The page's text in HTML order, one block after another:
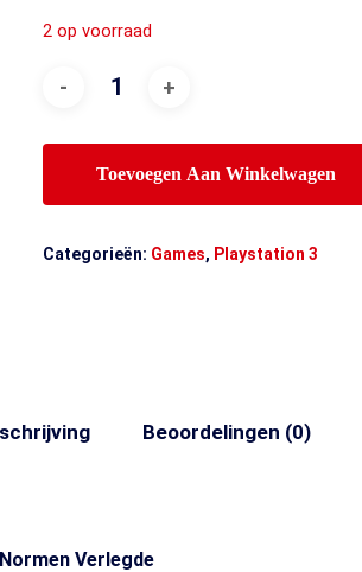
2 op voorraad
Toevoegen Aan Winkelwagen
Categorieën: Games, Playstation 3
Beoordelingen (0)
Verlegde